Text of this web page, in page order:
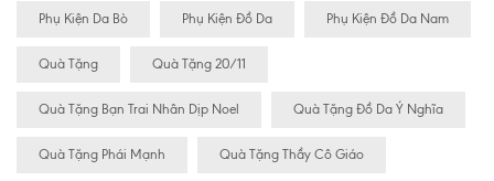
Phụ Kiện Da Bò Phụ Kiện Đồ Da Phụ Kiện Đồ Da Nam
Quà Tặng Quà Tặng 20/11
Quà Tặng Bạn Trai Nhân Dịp Noel Quà Tặng Đồ Da Ý Nghĩa
Quà Tặng Phái Mạnh Quà Tặng Thầy Cô Giáo